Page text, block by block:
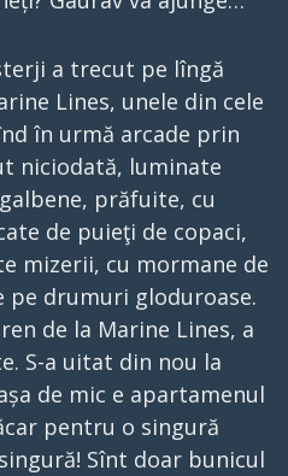
a trecut pe lîngă
Lines, unele din cele
în urmă arcade prin
niciodată, luminate
prăfuite, cu
de puieţi de copaci,
mizerii, cu mormane de
pe drumuri gloduroase.
de la Marine Lines, a
S-a uitat din nou la
de mic e apartamenul
pentru o singură
Sînt doar bunicul